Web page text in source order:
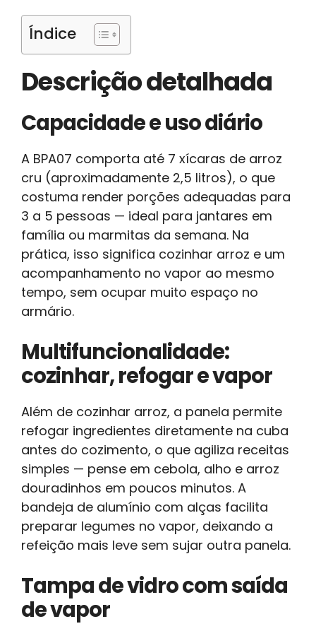
Índice
Descrição detalhada
Capacidade e uso diário
A BPA07 comporta até 7 xícaras de arroz
cru (aproximadamente 2,5 litros), o que
costuma render porções adequadas para
3 a 5 pessoas — ideal para jantares em
família ou marmitas da semana. Na
prática, isso significa cozinhar arroz e um
acompanhamento no vapor ao mesmo
tempo, sem ocupar muito espaço no
armário.
Multifuncionalidade:
cozinhar, refogar e vapor
Além de cozinhar arroz, a panela permite
refogar ingredientes diretamente na cuba
antes do cozimento, o que agiliza receitas
simples — pense em cebola, alho e arroz
douradinhos em poucos minutos. A
bandeja de alumínio com alças facilita
preparar legumes no vapor, deixando a
refeição mais leve sem sujar outra panela.
Tampa de vidro com saída
de vapor